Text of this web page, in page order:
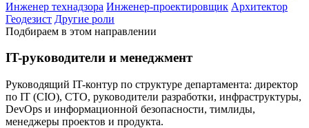
Инженер технадзора Инженер-проектировщик Архитектор
Геодезист Другие роли
Подбираем в этом направлении
IT-руководители и менеджмент
Руководящий IT-контур по структуре департамента: директор
по IT (CIO), CTO, руководители разработки, инфраструктуры,
DevOps и информационной безопасности, тимлиды,
менеджеры проектов и продукта.